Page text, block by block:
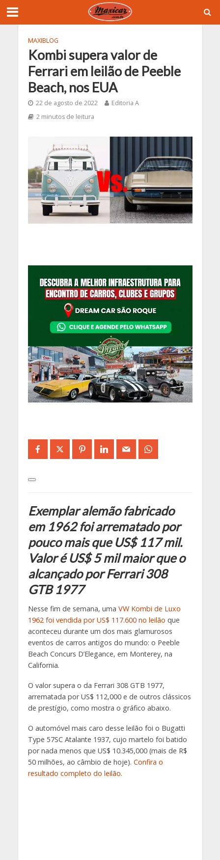
MAXIBLOG
Kombi supera valor de
Ferrari em leilão de Peeble
Beach, nos EUA
22 de agosto de 2022
Editoria A
2 minutos de leitura
Exemplar alemão fabricado
em 1962 foi arrematado por
pouco mais que US$ 117 mil.
Valor é US$ 5 mil maior que o
alcançado por Ferrari 308
GTB 1977
Nesse fim de semana, uma VW Kombi de Luxo
1962 foi vendida por US$ 117.600 no leilão que
aconteceu durante um dos mais glamurosos
eventos de carros antigos do mundo: o Peeble
Beach Concurs D’Elegance, em Monterey, na
California.
O valor supera o da Ferrari 308 GTB 1977,
arrematada por US$ 112,000 e de outros clássicos
de prestígio, como mostra o gráfico abaixo.
O automóvel mais caro desse leilão foi o Bugatti
Type 57SC Atalante 1937, cujo martelo foi batido
por nada menos que US$ 10.345,000 (mais de R$
50 milhões, ao câmbio de hoje). Confira o
resultado completo do leilão.